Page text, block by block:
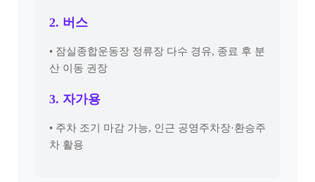
2. 버스
• 잠실종합운동장 정류장 다수 경유, 종료 후 분
산 이동 권장
3. 자가용
• 주차 조기 마감 가능, 인근 공영주차장·환승주
차 활용